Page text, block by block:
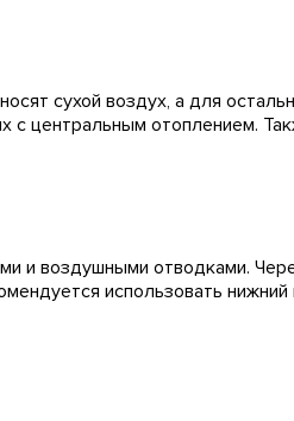
сухой воздух, а для
с центральным отоплением.
и воздушными отводками.
использовать нижний